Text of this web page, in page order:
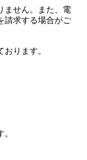
ません。また、電
請求する場合がご
ります。